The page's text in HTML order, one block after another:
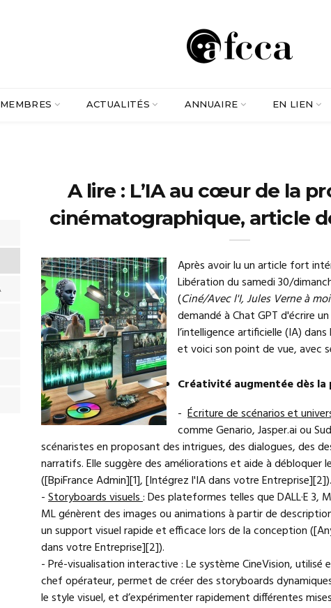
MEMBRES ACTUALITÉS ANNUAIRE EN LIEN
A lire : L’IA au cœur de la
cinématographique, article
Après avoir lu un article fort
Libération du samedi 30/
(Ciné/Avec l'I, Jules Verne à
demandé à Chat GPT d'écrire
l’intelligence artificielle (IA)
et voici son point de vue, avec
Créativité augmentée dès
- Écriture de scénarios et
comme Genario, Jasper.ai ou
scénaristes en proposant des intrigues, des dialogues, des
narratifs. Elle suggère des améliorations et aide à débloquer
([BpiFrance Admin][1], [Intégrez l'IA dans votre Entreprise][2]).
-Storyboards visuels: Des plateformes telles que DALL·E 3,
ML génèrent des images ou animations à partir de
un support visuel rapide et efficace lors de la conception
dans votre Entreprise][2]).
- Pré-visualisation interactive : Le système CineVision, utilisé
chef opérateur, permet de créer des storyboards
le style visuel, et d’expérimenter rapidement différentes